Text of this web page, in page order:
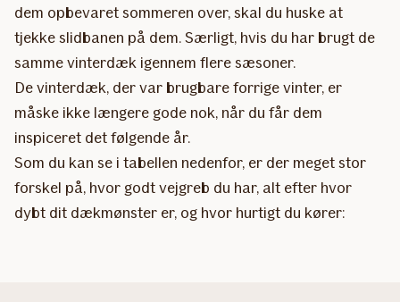
dem opbevaret sommeren over, skal du huske at
tjekke slidbanen på dem. Særligt, hvis du har brugt de
samme vinterdæk igennem flere sæsoner.
De vinterdæk, der var brugbare forrige vinter, er
måske ikke længere gode nok, når du får dem
inspiceret det følgende år.
Som du kan se i tabellen nedenfor, er der meget stor
forskel på, hvor godt vejgreb du har, alt efter hvor
dybt dit dækmønster er, og hvor hurtigt du kører: